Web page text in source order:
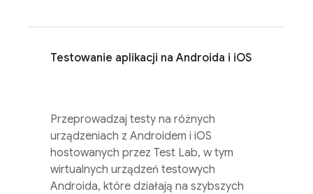
Testowanie aplikacji na Androida i iOS
Przeprowadzaj testy na różnych
urządzeniach z Androidem i iOS
hostowanych przez Test Lab, w tym
wirtualnych urządzeń testowych
Androida, które działają na szybszych